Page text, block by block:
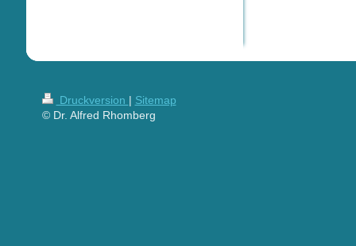
Druckversion | Sitemap
© Dr. Alfred Rhomberg